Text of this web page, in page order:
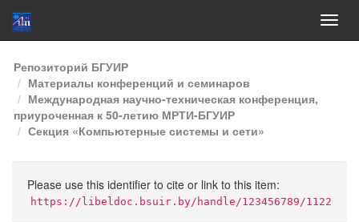
Skip
navigation
Репозиторий БГУИР
Материалы конференций и семинаров
Международная научно-техническая конференция,
приуроченная к 50-летию МРТИ-БГУИР
Секция «Компьютерные системы и сети»
Please use this identifier to cite or link to this item:
https://libeldoc.bsuir.by/handle/123456789/1122